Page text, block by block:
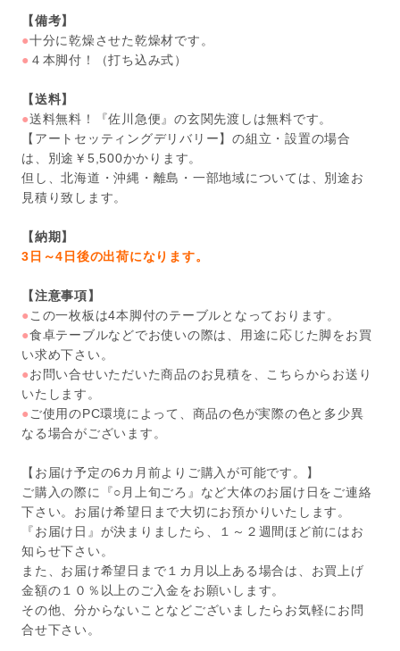
【備考】
●十分に乾燥させた乾燥材です。
● ４本脚付！（打ち込み式）
【送料】
●送料無料！『佐川急便』の玄関先渡しは無料です。
【アートセッティングデリバリー】の組立・設置の場合
は、別途￥5,500かかります。
但し、北海道・沖縄・離島・一部地域については、別途お
見積り致します。
【納期】
3日～4日後の出荷になります。
【注意事項】
● この一枚板は4本脚付のテーブルとなっております。
●食卓テーブルなどでお使いの際は、用途に応じた脚をお買
い求め下さい。
●お問い合せいただいた商品のお見積を、こちらからお送り
いたします。
● ご使用のPC環境によって、商品の色が実際の色と多少異
なる場合がございます。
【お届け予定の6カ月前よりご購入が可能です。】
ご購入の際に『○月上旬ごろ』など大体のお届け日をご連絡
下さい。お届け希望日まで大切にお預かりいたします。
『お届け日』が決まりましたら、１～２週間ほど前にはお
知らせ下さい。
また、お届け希望日まで１カ月以上ある場合は、お買上げ
金額の１０％以上のご入金をお願いします。
その他、分からないことなどございましたらお気軽にお問
合せ下さい。